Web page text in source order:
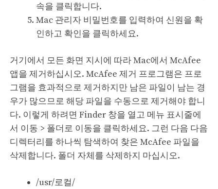
속을 클릭합니다.
Mac 관리자 비밀번호를 입력하여 신원을 확
인하고 확인을 클릭하세요.
거기에서 모든 화면 지시에 따라 Mac에서 McAfee
앱을 제거하십시오. McAfee 제거 프로그램은 프로
그램을 효과적으로 제거하지만 남은 파일이 남는 경
우가 많으므로 해당 파일을 수동으로 제거해야 합니
다. 이렇게 하려면 Finder 창을 열고 메뉴 표시줄에
서 이동 > 폴더로 이동을 클릭하세요. 그런 다음 다음
디렉터리를 하나씩 탐색하여 찾은 McAfee 파일을
삭제합니다. 폴더 자체를 삭제하지 마십시오.
/usr/로컬/